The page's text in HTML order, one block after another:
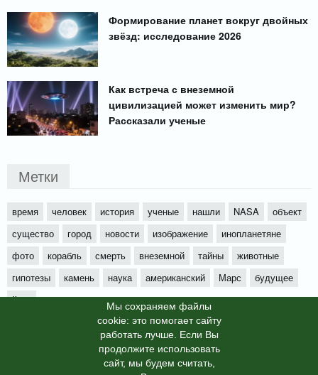
Мы cохраняем файлы
cookie: это помогает сайту
работать лучше. Если Вы
продолжите использовать
сайт, мы будем считать,
Формирование планет вокруг двойных
звёзд: исследование 2026
Как встреча с внеземной
цивилизацией может изменить мир?
Рассказали ученые
Метки
время человек история ученые нашли NASA
объект
существо
город новости изображение
инопланетяне
фото
корабль смерть внеземной тайны
животные
гипотезы
камень наука американский Марс
будущее
йети
© info-dimurra.ru 2025г. This site is protected by